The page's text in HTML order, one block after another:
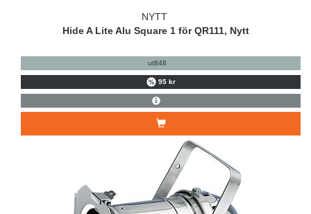
NYTT
Hide A Lite Alu Square 1 för QR111, Nytt
ut848
95 kr